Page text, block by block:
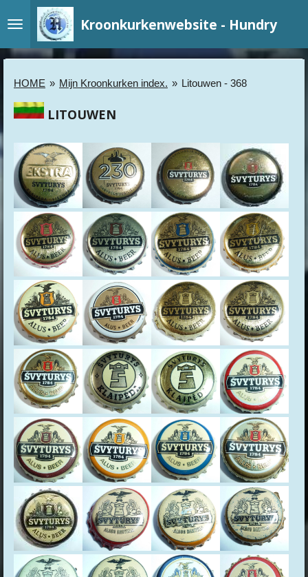
direct
naar
hoofdinhoud
Kroonkurkenwebsite - Hundry
HOME » Mijn Kroonkurken index. » Litouwen - 368
LITOUWEN